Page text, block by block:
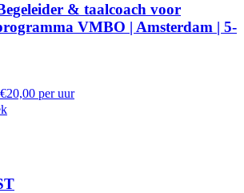
& taalcoach voor
VMBO | Amsterdam | 5-
per uur